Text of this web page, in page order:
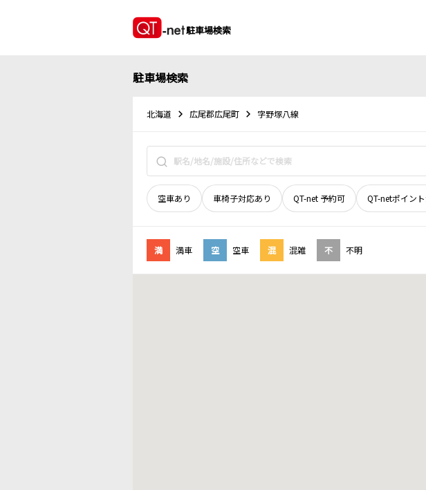
駐車場検索
駐車場検索
北海道 広尾郡広尾町 字野塚八線
空車あり 車椅子対応あり QT-net 予約可 QT-netポイン
満 満車 空 空車 混 混雑 不 不明